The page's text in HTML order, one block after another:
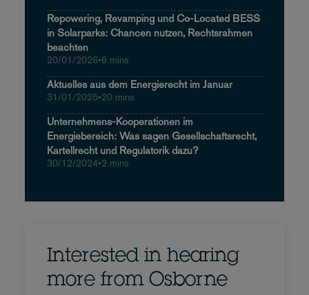
Repowering, Revamping und Co-Located BESS
in Solarparks: Chancen nutzen, Rechtsrahmen
beachten
20/01/2026•6 mins
Aktuelles aus dem Energierecht im Januar
31/01/2025•20 mins
Unternehmens-Kooperationen im
Energiebereich: Was sagen Gesellschaftsrecht,
Kartellrecht und Regulatorik dazu?
30/12/2024•2 mins
Interested in hearing
more from Osborne